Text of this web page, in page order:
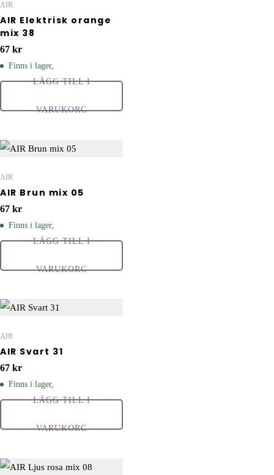
AIR
AIR Elektrisk orange
mix 38
67 kr
Finns i lager,
LÄGG TILL I
VARUKORG
AIR
AIR Brun mix 05
67 kr
Finns i lager,
LÄGG TILL I
VARUKORG
AIR
AIR Svart 31
67 kr
Finns i lager,
LÄGG TILL I
VARUKORG